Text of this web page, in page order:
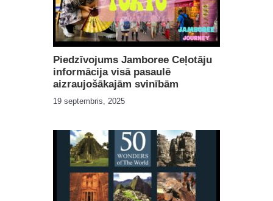
Piedzīvojums Jamboree Ceļotāju
informācija visā pasaulē
aizraujošākajām svinībām
19 septembris, 2025